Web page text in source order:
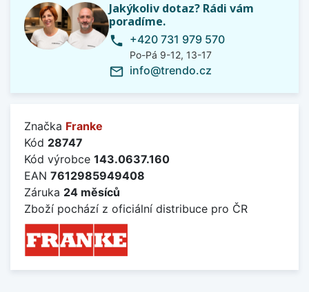
Jakýkoliv dotaz? Rádi vám
poradíme.
phone +420 731 979 570
Po-Pá 9-12, 13-17
mail_outline info@trendo.cz
Značka Franke
Kód 28747
Kód výrobce 143.0637.160
EAN 7612985949408
Záruka 24 měsíců
Zboží pochází z oficiální distribuce pro ČR